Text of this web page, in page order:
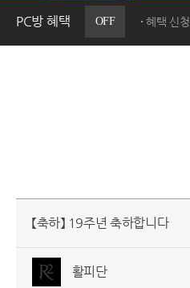
PC방 혜택 OFF 혜택 신청
【축하】 19주년 축하합니다
활피단